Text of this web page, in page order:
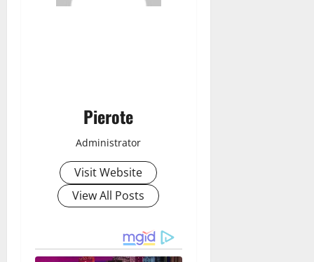
Pierote
Administrator
Visit Website
View All Posts